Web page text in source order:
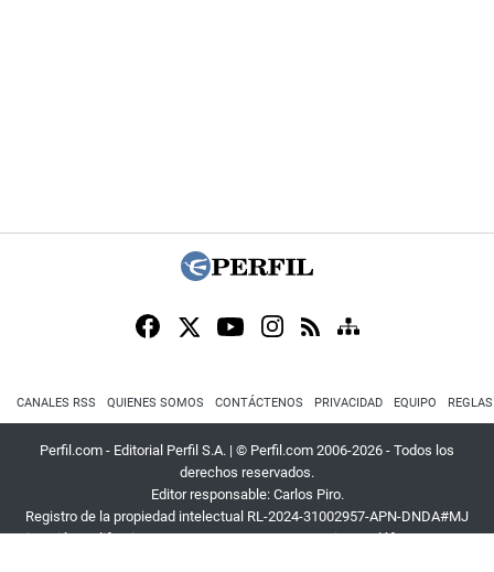
CANALES RSS QUIENES SOMOS CONTÁCTENOS PRIVACIDAD EQUIPO
Perfil.com - Editorial Perfil S.A. | © Perfil.com 2006-2026 - Todos los
derechos reservados.
Editor responsable: Carlos Piro.
Registro de la propiedad intelectual RL-2024-31002957-APN-DNDA#MJ
Dirección:California 2715,C1289ABI,CABA, Argentina| Teléfono:+54 9 11